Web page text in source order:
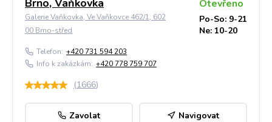
Brno, Vaňkovka
Galerie Vaňkovka, Ve Vaňkovce 462/1, 602
00 Brno-střed
Otevřeno
Po-So: 9-21
Ne: 10-20
Telefon: +420 731 594 203
Info k zakázkám: +420 778 759 707
(1666)
Zavolat Navigovat